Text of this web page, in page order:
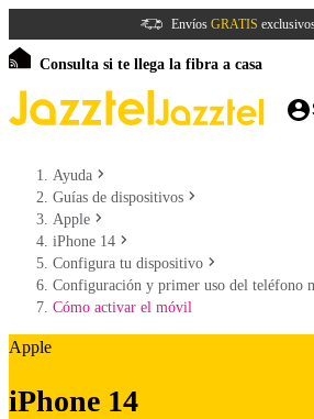
Envíos GRATIS
Consulta si te llega la fibra a casa
Ayuda
Guías de dispositivos
Apple
iPhone 14
Configura tu dispositivo
Configuración y primer uso del teléfono
Cómo activar el móvil
Apple
iPhone 14